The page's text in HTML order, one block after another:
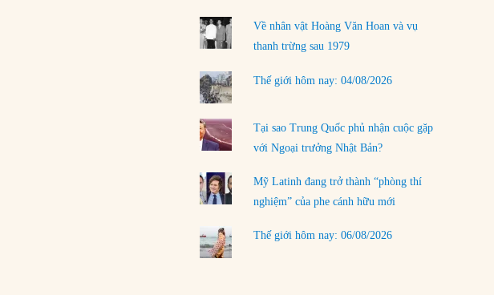
Về nhân vật Hoàng Văn Hoan và vụ
thanh trừng sau 1979
Thế giới hôm nay: 04/08/2026
Tại sao Trung Quốc phủ nhận cuộc gặp
với Ngoại trưởng Nhật Bản?
Mỹ Latinh đang trở thành “phòng thí
nghiệm” của phe cánh hữu mới
Thế giới hôm nay: 06/08/2026